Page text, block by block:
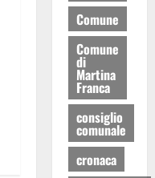
Comune
Comune
di
Martina
Franca
consiglio
comunale
cronaca